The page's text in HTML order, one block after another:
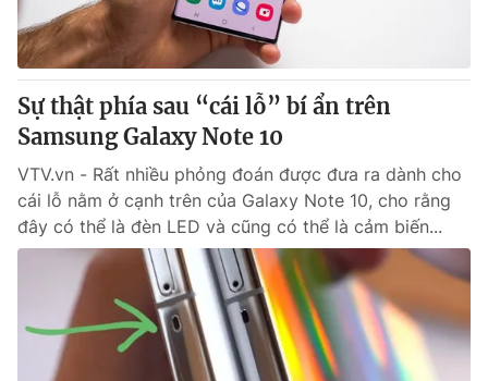
Sự thật phía sau “cái lỗ” bí ẩn trên
Samsung Galaxy Note 10
VTV.vn - Rất nhiều phỏng đoán được đưa ra dành cho
cái lỗ nằm ở cạnh trên của Galaxy Note 10, cho rằng
đây có thể là đèn LED và cũng có thể là cảm biến...